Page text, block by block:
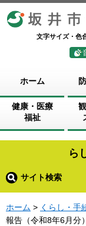
坂井市
文字サイズ・色
ホーム
健康・医療
福祉
ら
サイト検索
ホーム > くらし・手
報告（令和8年6月分）